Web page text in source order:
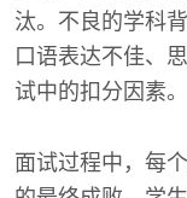
汰。不良的学科
口语表达不佳、
试中的扣分因素。
面试过程中，每